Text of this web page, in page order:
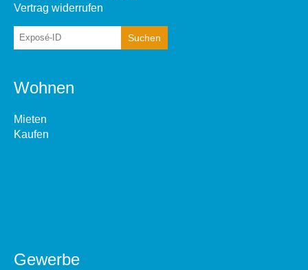
Vertrag widerrufen
Wohnen
Mieten
Kaufen
Gewerbe